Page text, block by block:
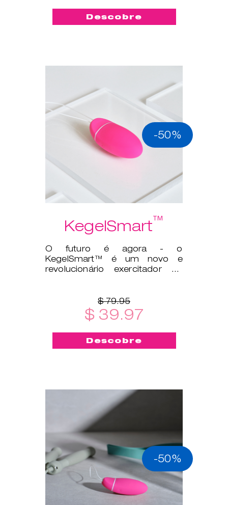
Descobre
-50%
KegelSmart™
O futuro é agora - o
KegelSmart™ é um novo e
revolucionário exercitador de
$ 79.95
$ 39.97
Descobre
-50%